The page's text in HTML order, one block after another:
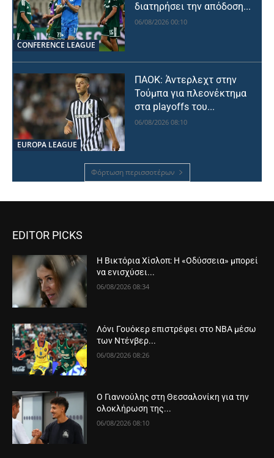
CONFERENCE LEAGUE
διατηρήσει την απόδοση...
06/08/2026 00:10
EUROPA LEAGUE
ΠΑΟΚ: Άντερλεχτ στην
Τούμπα για πλεονέκτημα
στα playoffs του...
06/08/2026 08:10
Φόρτωση περισσοτέρων
EDITOR PICKS
Η Βικτόρια Χίσλοπ: Η «Οδύσσεια» μπορεί
να ενισχύσει...
06/08/2026 08:34
Λόνι Γουόκερ επιστρέφει στο NBA μέσω
των Ντένβερ...
06/08/2026 08:26
Ο Γιαννούλης στη Θεσσαλονίκη για την
ολοκλήρωση της...
06/08/2026 08:10